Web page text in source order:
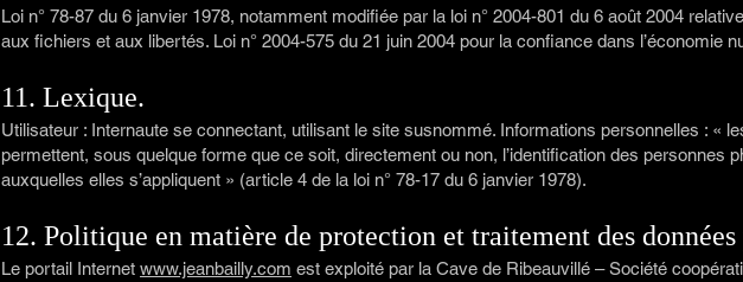
Loi n° 78-87 du 6 janvier 1978, notamment modifiée par la loi n° 2004-801 du 6 août 2004
aux fichiers et aux libertés. Loi n° 2004-575 du 21 juin 2004 pour la confiance dans l’économie
11. Lexique.
Utilisateur : Internaute se connectant, utilisant le site susnommé. Informations personnelles : «
permettent, sous quelque forme que ce soit, directement ou non, l’identification des personnes
auxquelles elles s’appliquent » (article 4 de la loi n° 78-17 du 6 janvier 1978).
12. Politique en matière de protection et traitement des données
Le portail Internet www.jeanbailly.com est exploité par la Cave de Ribeauvillé – Société